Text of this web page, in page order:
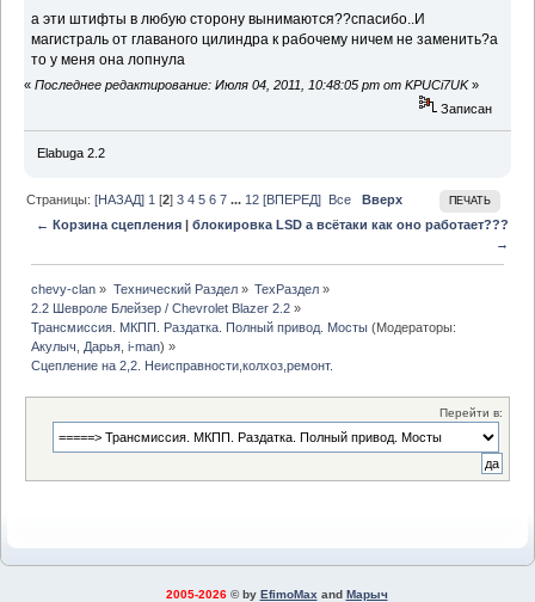
а эти штифты в любую сторону вынимаются??спасибо..И
магистраль от главаного цилиндра к рабочему ничем не заменить?а
то у меня она лопнула
« Последнее редактирование: Июля 04, 2011, 10:48:05 pm от KPUCi7UK»
Записан
Elabuga 2.2
ПЕЧАТЬ
Страницы:[НАЗАД] 1 [2]3 4 5 6 7 ... 12 [ВПЕРЕД] Все
Вверх
← Корзина сцепления | блокировка LSD а всётаки как оно работает???
→
chevy-clan » Технический Раздел» ТехРаздел»
2.2 Шевроле Блейзер / Chevrolet Blazer 2.2 »
Трансмиссия. МКПП. Раздатка. Полный привод. Мосты (Модераторы:
Акулыч
Дарья ,i-man) »
Сцепление на 2,2. Неисправности,колхоз,ремонт.
Перейти в:
2005-2026© by EfimoMax and Марыч